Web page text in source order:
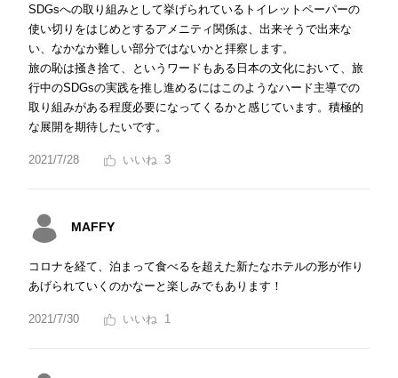
SDGsへの取り組みとして挙げられているトイレットペーパーの
使い切りをはじめとするアメニティ関係は、出来そうで出来な
い、なかなか難しい部分ではないかと拝察します。
旅の恥は掻き捨て、というワードもある日本の文化において、旅
行中のSDGsの実践を推し進めるにはこのようなハード主導での
取り組みがある程度必要になってくるかと感じています。積極的
な展開を期待したいです。
2021/7/28 3
MAFFY
コロナを経て、泊まって食べるを超えた新たなホテルの形が作り
あげられていくのかなーと楽しみでもあります！
2021/7/30 1